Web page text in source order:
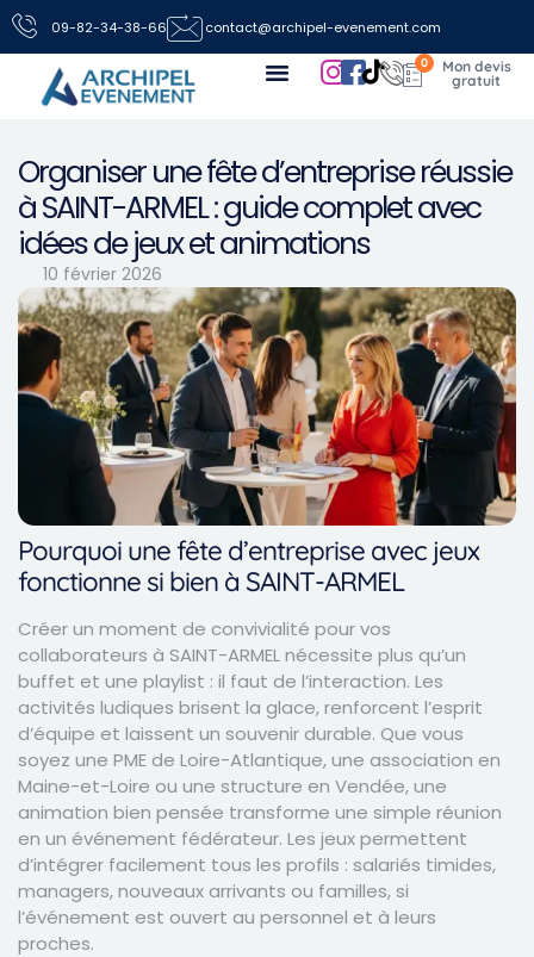
09-82-34-38-66 contact@archipel-evenement.com
0
Organiser une fête d’entreprise réussie
à SAINT-ARMEL : guide complet avec
idées de jeux et animations
10 février 2026
Pourquoi une fête d’entreprise avec jeux
fonctionne si bien à SAINT-ARMEL
Créer un moment de convivialité pour vos
collaborateurs à SAINT-ARMEL nécessite plus qu’un
buffet et une playlist : il faut de l’interaction. Les
activités ludiques brisent la glace, renforcent l’esprit
d’équipe et laissent un souvenir durable. Que vous
soyez une PME de Loire-Atlantique, une association en
Maine-et-Loire ou une structure en Vendée, une
animation bien pensée transforme une simple réunion
en un événement fédérateur. Les jeux permettent
d’intégrer facilement tous les profils : salariés timides,
managers, nouveaux arrivants ou familles, si
l’événement est ouvert au personnel et à leurs
proches.